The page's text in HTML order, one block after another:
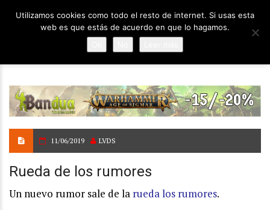
11/06/2019 LVDS
Rueda de los rumores
Un nuevo rumor sale de la rueda los rumores.
Utilizamos cookies como todo el resto de internet. Si usas esta
web es que estás de acuerdo en que lo hagamos.